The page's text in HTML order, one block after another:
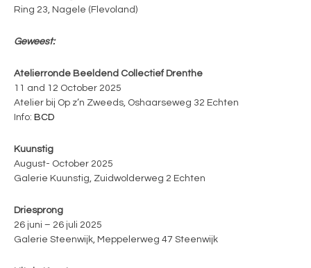
Ring 23, Nagele (Flevoland)
Geweest:
Atelierronde Beeldend Collectief Drenthe
11 and 12 October 2025
Atelier bij Op z’n Zweeds, Oshaarseweg 32 Echten
Info: BCD
Kuunstig
August- October 2025
Galerie Kuunstig, Zuidwolderweg 2 Echten
Driesprong
26 juni – 26 juli 2025
Galerie Steenwijk, Meppelerweg 47 Steenwijk